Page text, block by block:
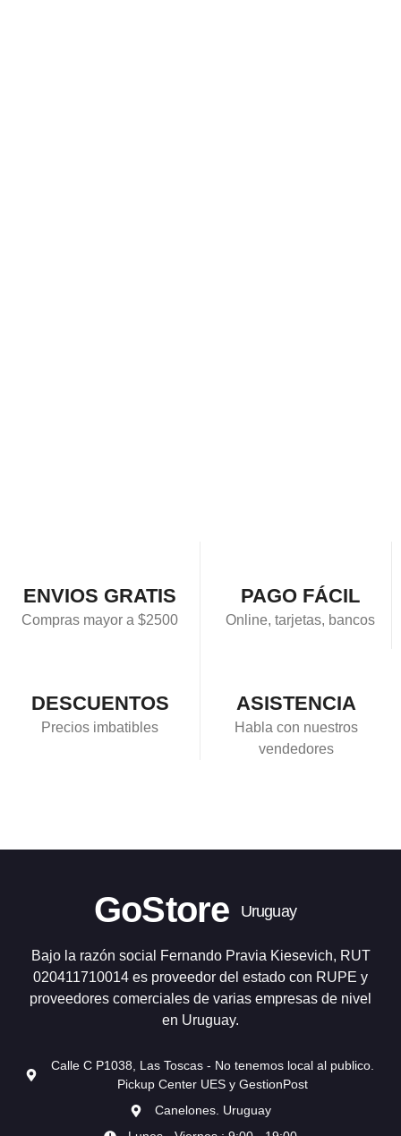
ENVIOS GRATIS
Compras mayor a $2500
PAGO FÁCIL
Online, tarjetas, bancos
DESCUENTOS
Precios imbatibles
ASISTENCIA
Habla con nuestros
vendedores
GoStore Uruguay
Bajo la razón social Fernando Pravia Kiesevich, RUT
020411710014 es proveedor del estado con RUPE y
proveedores comerciales de varias empresas de nivel
en Uruguay.
Calle C P1038, Las Toscas - No tenemos local al publico.
Pickup Center UES y GestionPost
Canelones. Uruguay